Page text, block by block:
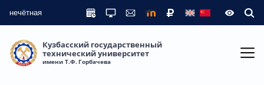
нечётная
Кузбасский государственный
технический университет
имени Т.Ф. Горбачева